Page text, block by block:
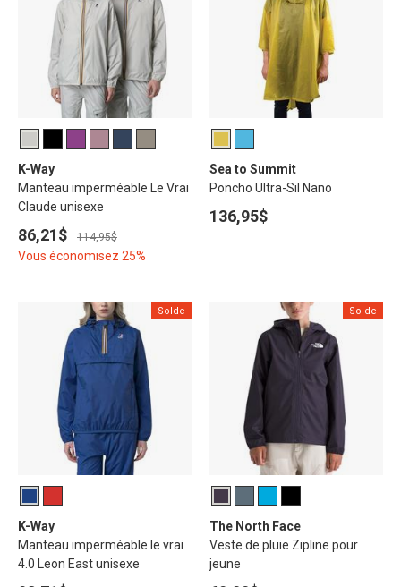
K-Way
Manteau imperméable Le Vrai
Claude unisexe
86,21$ 114,95$
Vous économisez 25%
Sea to Summit
Poncho Ultra-Sil Nano
136,95$
Solde
K-Way
Manteau imperméable le vrai
4.0 Leon East unisexe
Solde
The North Face
Veste de pluie Zipline pour
jeune